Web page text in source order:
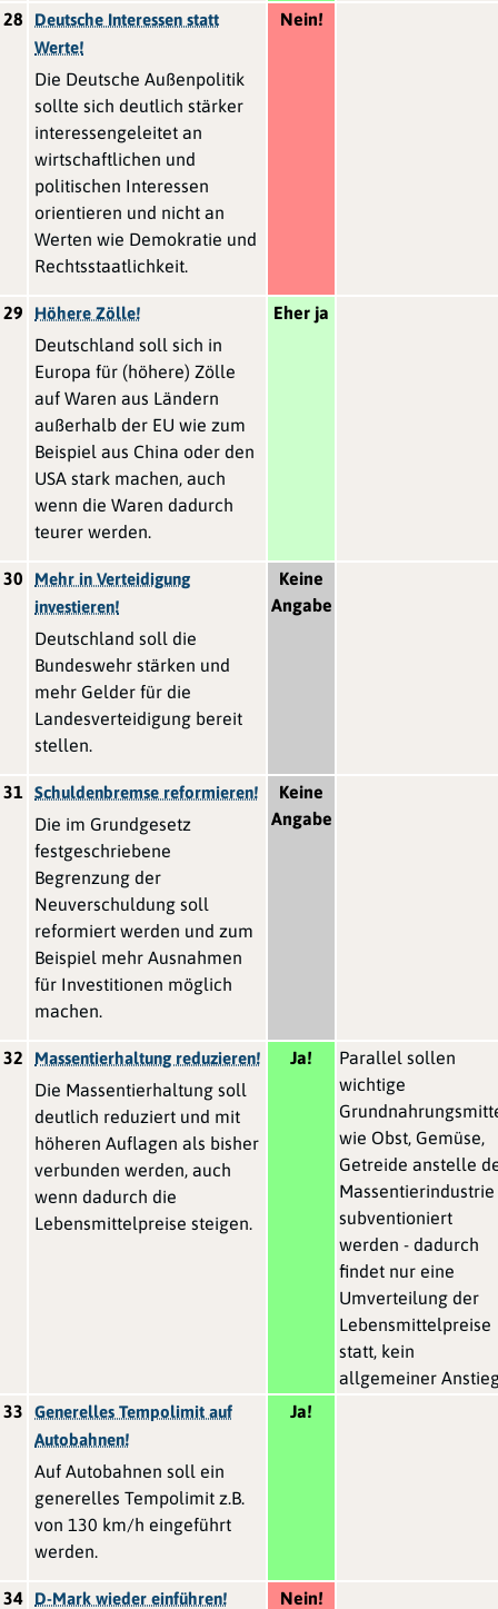
28
Deutsche Interessen statt
Werte!
Die Deutsche Außenpolitik
sollte sich deutlich stärker
interessengeleitet an
wirtschaftlichen und
politischen Interessen
orientieren und nicht an
Werten wie Demokratie und
Rechtsstaatlichkeit.
Nein!
29 Höhere Zölle!
Deutschland soll sich in
Europa für (höhere) Zölle
auf Waren aus Ländern
außerhalb der EU wie zum
Beispiel aus China oder den
USA stark machen, auch
wenn die Waren dadurch
teurer werden.
Eher ja
30
Mehr in Verteidigung
investieren!
Deutschland soll die
Bundeswehr stärken und
mehr Gelder für die
Landesverteidigung bereit
stellen.
Keine
Angabe
31 Schuldenbremse reformieren!
Die im Grundgesetz
festgeschriebene
Begrenzung der
Neuverschuldung soll
reformiert werden und zum
Beispiel mehr Ausnahmen
für Investitionen möglich
machen.
Keine
Angabe
32 Massentierhaltung reduzieren!
Die Massentierhaltung soll
deutlich reduziert und mit
höheren Auflagen als bisher
verbunden werden, auch
wenn dadurch die
Lebensmittelpreise steigen.
Ja!
Parallel sollen
wichtige
wie Obst, Gemüse,
Getreide anstelle
Massentierindustrie
subventioniert
werden - dadurch
findet nur eine
Umverteilung der
Lebensmittelpreise
statt, kein
allgemeiner
33
Generelles Tempolimit auf
Autobahnen!
Auf Autobahnen soll ein
generelles Tempolimit z.B.
von 130 km/h eingeführt
werden.
Ja!
34 D-Mark wieder einführen! Nein!